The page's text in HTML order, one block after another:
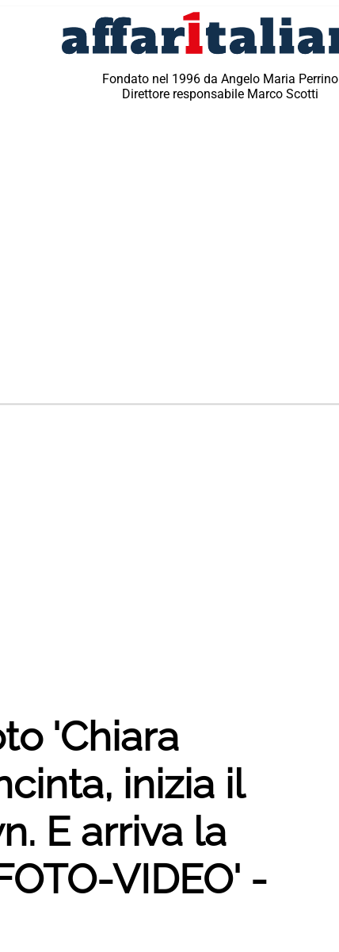
Fondato nel 1996 da Angelo Maria Perrino
Direttore responsabile Marco Scotti
'Chiara
inizia il
E arriva la
VIDEO' -